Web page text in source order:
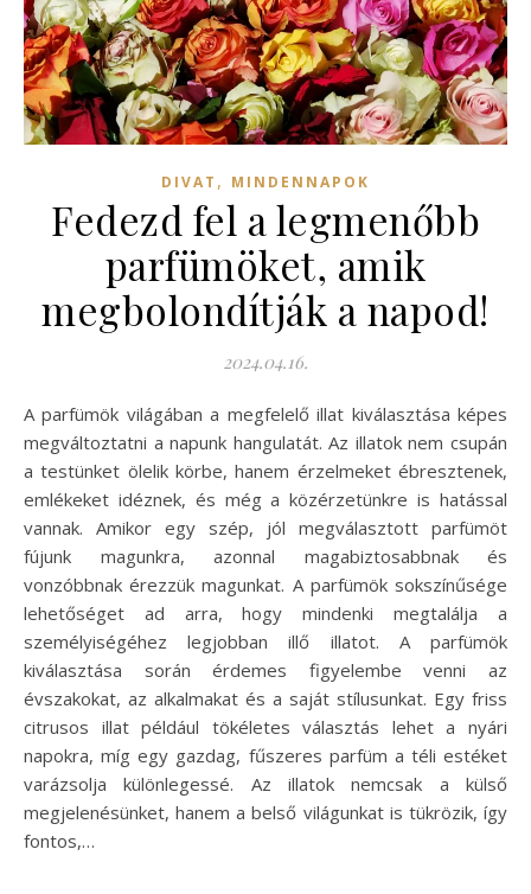
DIVAT , MINDENNAPOK
Fedezd fel a legmenőbb
parfümöket, amik
megbolondítják a napod!
2024.04.16.
A parfümök világában a megfelelő illat kiválasztása képes
megváltoztatni a napunk hangulatát. Az illatok nem csupán
a testünket ölelik körbe, hanem érzelmeket ébresztenek,
emlékeket idéznek, és még a közérzetünkre is hatással
vannak. Amikor egy szép, jól megválasztott parfümöt
fújunk magunkra, azonnal magabiztosabbnak és
vonzóbbnak érezzük magunkat. A parfümök sokszínűsége
lehetőséget ad arra, hogy mindenki megtalálja a
személyiségéhez legjobban illő illatot. A parfümök
kiválasztása során érdemes figyelembe venni az
évszakokat, az alkalmakat és a saját stílusunkat. Egy friss
citrusos illat például tökéletes választás lehet a nyári
napokra, míg egy gazdag, fűszeres parfüm a téli estéket
varázsolja különlegessé. Az illatok nemcsak a külső
megjelenésünket, hanem a belső világunkat is tükrözik, így
fontos,…